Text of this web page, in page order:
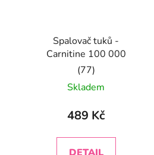
Spalovač tuků -
Carnitine 100 000
Průměrné
hodnocení
produktu
5,0
Skladem
489 Kč